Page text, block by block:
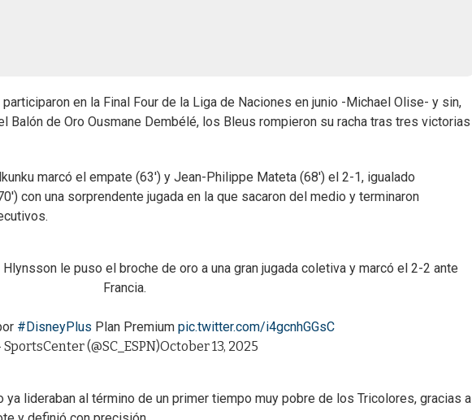
en la Final Four de la Liga de Naciones en junio -Michael Olise- y sin,
Balón de Oro Ousmane Dembélé, los Bleus rompieron su racha tras tres victorias
marcó el empate (63') y Jean-Philippe Mateta (68') el 2-1, igualado
con una sorprendente jugada en la que sacaron del medio y terminaron
Hlynsson le puso el broche de oro a una gran jugada coletiva y marcó el 2-2 ante
Francia.
#DisneyPlus Plan Premium pic.twitter.com/i4gcnhGGsC
(@SC_ESPN)October 13, 2025
lideraban al término de un primer tiempo muy pobre de los Tricolores, gracias a